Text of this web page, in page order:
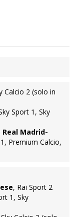
Calcio 2 (solo in
Sport 1, Sky
Madrid-
Premium Calcio,
, Rai Sport 2
1, Sky